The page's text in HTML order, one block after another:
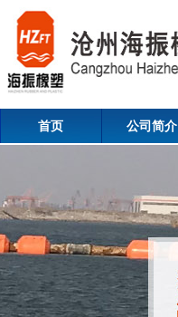
首页 公司简介